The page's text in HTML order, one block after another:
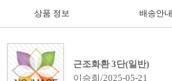
상품 정보 배송안내
근조화환 3단(일반)
이승희/2025-05-21